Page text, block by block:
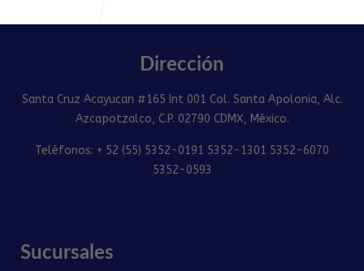
Dirección
Santa Cruz Acayucan #165 Int 001 Col. Santa Apolonia, Alc.
Azcapotzalco, C.P. 02790 CDMX, México.
Teléfonos: + 52 (55) 5352-0191 5352-1301 5352-6070
5352-0593
Sucursales